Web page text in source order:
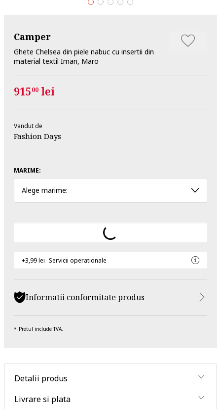
Camper
Ghete Chelsea din piele nabuc cu insertii din
material textil Iman, Maro
91500 lei
Vandut de
Fashion Days
MARIME:
Alege marime:
+3,99 lei Servicii operationale
Informatii conformitate produs
Pretul include TVA.
Detalii produs
Livrare si plata